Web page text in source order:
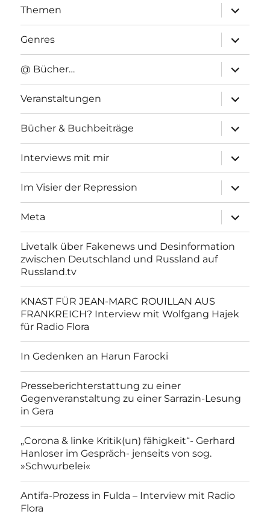
Themen
anzeigen
Genres
anzeigen
@ Bücher…
anzeigen
Veranstaltungen
anzeigen
Bücher & Buchbeiträge
anzeigen
Interviews mit mir
anzeigen
Im Visier der Repression
anzeigen
Meta
anzeigen
Livetalk über Fakenews und Desinformation
zwischen Deutschland und Russland auf
Russland.tv
KNAST FÜR JEAN-MARC ROUILLAN AUS
FRANKREICH? Interview mit Wolfgang Hajek
für Radio Flora
In Gedenken an Harun Farocki
Presseberichterstattung zu einer
Gegenveranstaltung zu einer Sarrazin-Lesung
in Gera
„Corona & linke Kritik(un) fähigkeit“- Gerhard
Hanloser im Gespräch- jenseits von sog.
»Schwurbelei«
Antifa-Prozess in Fulda – Interview mit Radio
Flora